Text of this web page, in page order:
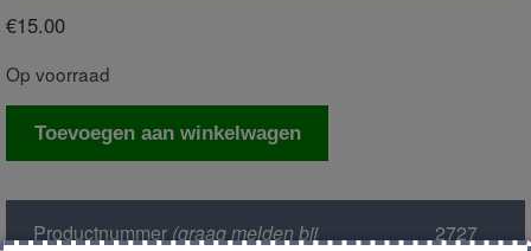
€15.00
Op voorraad
Achterlicht
Toevoegen aan winkelwagen
Productnummer(graag melden bij
2727